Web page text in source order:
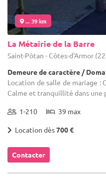
... 39 km
La Métairie de la Barre
Saint-Pôtan - Côtes-d'Armor
Demeure de caractère /
Location de salle de mariage :
Calme et tranquillité dans
1-210 39 max
Location dès700 €
Contacter